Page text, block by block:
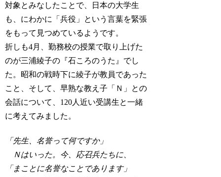
対象とみなしたことで、日本の大学生
も、にわかに「兵役」という言葉を緊張
をもって見つめているようです。
折しも4月、勤務校の授業で取り上げた
のが三浦綾子の『石ころのうた』でし
た。昭和の戦時下に綾子が教員であった
こと、そして、早熟な教え子「Ｎ」との
会話について、120人近い受講生と一緒
に考えてみました。
「先生、名誉って何ですか」
Ｎはいった。今、応召兵たちに、
「まことに名誉なことであります」